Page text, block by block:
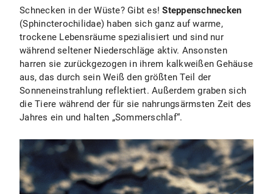
Schnecken in der Wüste? Gibt es!Steppenschnecken
(Sphincterochilidae) haben sich ganz auf warme,
trockene Lebensräume spezialisiert und sind nur
während seltener Niederschläge aktiv. Ansonsten
harren sie zurückgezogen in ihrem kalkweißen Gehäuse
aus, das durch sein Weiß den größten Teil der
Sonneneinstrahlung reflektiert. Außerdem graben sich
die Tiere während der für sie nahrungsärmsten Zeit des
Jahres ein und halten „Sommerschlaf“.